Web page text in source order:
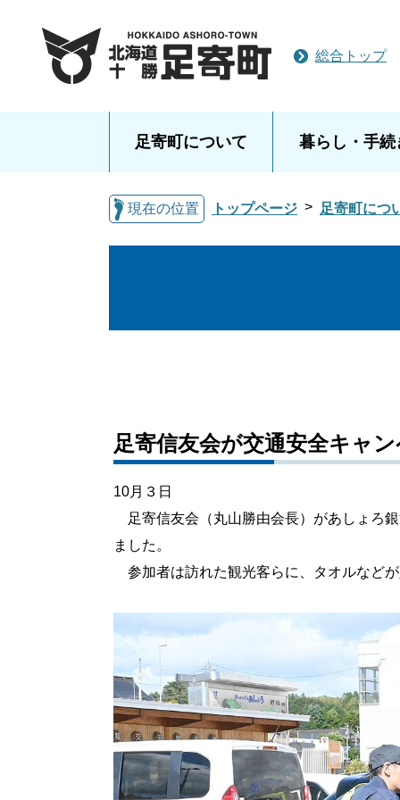
総合トップ
足寄町について 暮らし・手続
現在の位置 トップページ 足寄町につ
足寄信友会が交通安全キャ
10月３日
足寄信友会（丸山勝由会長）があしょろ
ました。
参加者は訪れた観光客らに、タオルなど